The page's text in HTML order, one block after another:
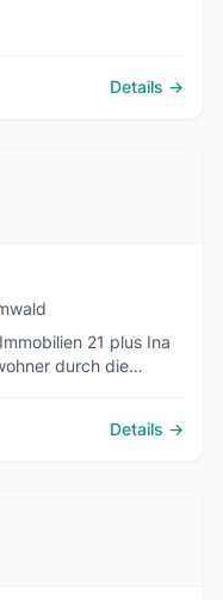
Details →
21 plus Ina
durch die
Details →